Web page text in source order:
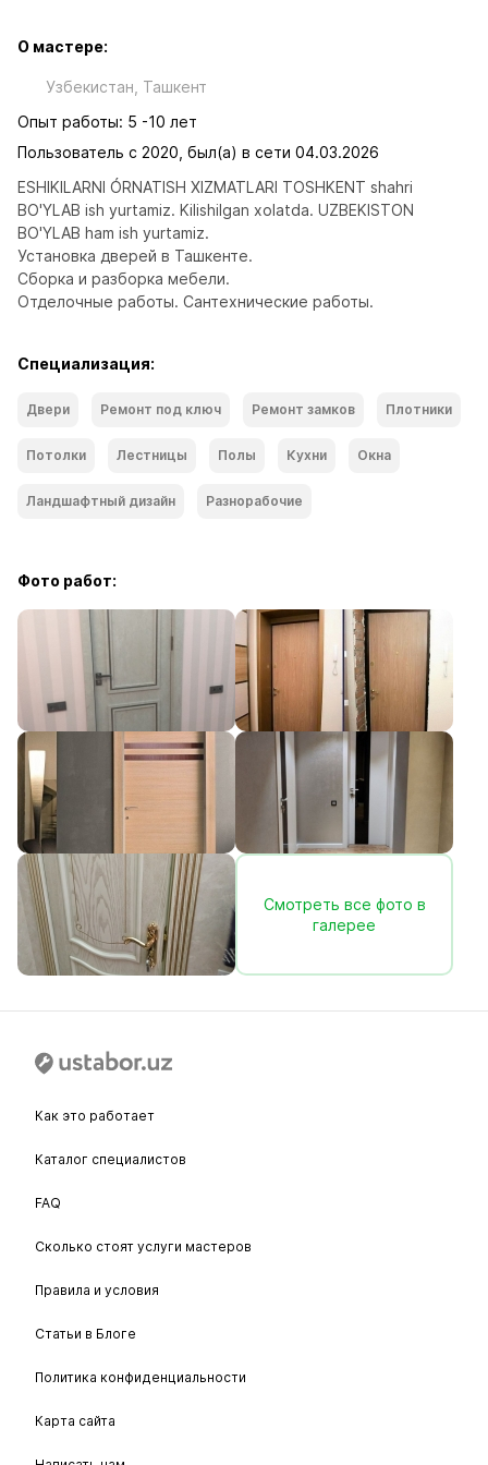
О мастере:
Узбекистан, Ташкент
Опыт работы: 5 -10 лет
Пользователь с 2020, был(а) в сети 04.03.2026
ESHIKILARNI ÓRNATISH XIZMATLARI TOSHKENT shahri
BO'YLAB ish yurtamiz. Kilishilgan xolatda. UZBEKISTON
BO'YLAB ham ish yurtamiz.
Установка дверей в Ташкенте.
Сборка и разборка мебели.
Отделочные работы. Сантехнические работы.
Специализация:
Двери Ремонт под ключ Ремонт замков Плотники
Потолки Лестницы Полы Кухни Окна
Ландшафтный дизайн Разнорабочие
Фото работ:
Смотреть все фото в
галерее
Как это работает
Каталог специалистов
FAQ
Сколько стоят услуги мастеров
Правила и условия
Статьи в Блоге
Политика конфиденциальности
Карта сайта